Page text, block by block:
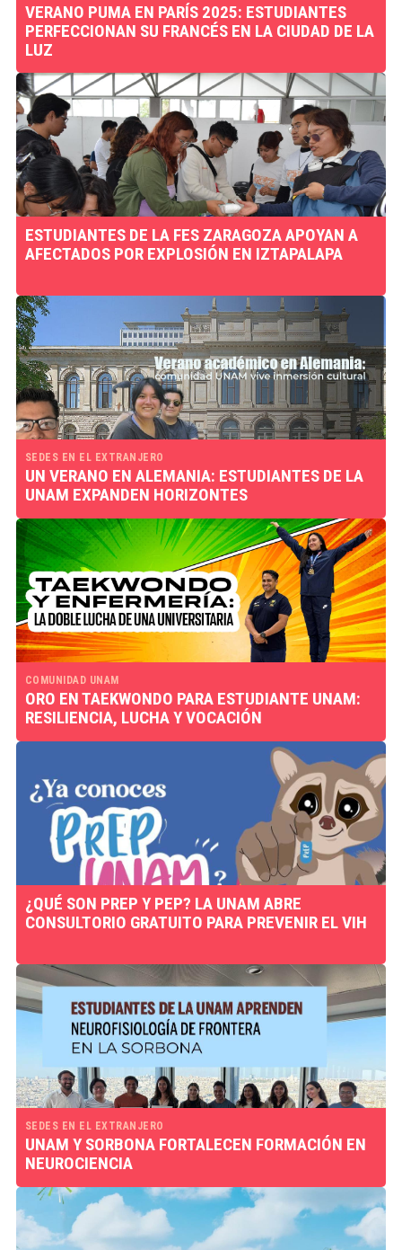
VERANO PUMA EN PARÍS 2025: ESTUDIANTES
PERFECCIONAN SU FRANCÉS EN LA CIUDAD DE LA
LUZ
ESTUDIANTES DE LA FES ZARAGOZA APOYAN A
AFECTADOS POR EXPLOSIÓN EN IZTAPALAPA
SEDES EN EL EXTRANJERO
UN VERANO EN ALEMANIA: ESTUDIANTES DE LA
UNAM EXPANDEN HORIZONTES
COMUNIDAD UNAM
ORO EN TAEKWONDO PARA ESTUDIANTE UNAM:
RESILIENCIA, LUCHA Y VOCACIÓN
¿QUÉ SON PREP Y PEP? LA UNAM ABRE
CONSULTORIO GRATUITO PARA PREVENIR EL VIH
SEDES EN EL EXTRANJERO
UNAM Y SORBONA FORTALECEN FORMACIÓN EN
NEUROCIENCIA